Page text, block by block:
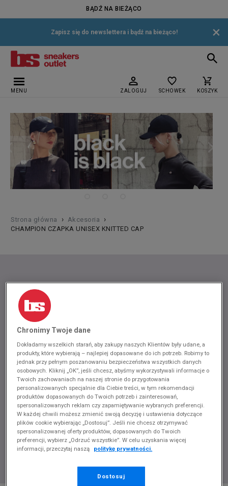
BĄDŹ NA BIEŻĄCO
Zapisz się do newslettera i bądź na bieżąco! ×
MENU ZALOGUJ SCHOWEK KOSZYK
Strona główna › Akcesoria ›
CHAMPION CZAPKA UNISEX KNITTED CAP
Chronimy Twoje dane
Dokładamy wszelkich starań, aby zakupy naszych Klientów były udane, a
produkty, które wybierają – najlepiej dopasowane do ich potrzeb. Robimy to
jednak przy pełnym poszanowaniu bezpieczeństwa wszystkich danych
osobowych. Kliknij „OK”, jeśli chcesz, abyśmy wykorzystywali informacje o
Twoich zachowaniach na naszej stronie do przygotowania
personalizowanych specjalnie dla Ciebie treści, w tym rekomendacji
produktów dopasowanych do Twoich potrzeb i zainteresowań,
spersonalizowanych reklam czy zapamiętywanie wybranych preferencji.
W każdej chwili możesz zmienić swoją decyzję i ustawienia dotyczące
plików cookie wybierając „Dostosuj”. Jeśli nie chcesz otrzymywać
spersonalizowanej oferty produktów, dopasowanych do Twoich
preferencji, wybierz „Odrzuć wszystkie”. W celu uzyskania więcej
informacji, przeczytaj naszą
politykę prywatności.
Dostosuj